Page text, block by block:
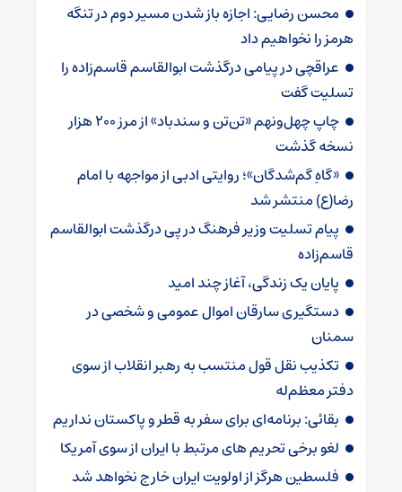
محسن رضایی: اجازه باز شدن مسیر دوم در تنگه
هرمز را نخواهیم داد
عراقچی در پیامی درگذشت ابوالقاسم قاسم‌زاده را
تسلیت گفت
چاپ چهل‌ونهم «تن‌تن و سندباد» از مرز ۲۰۰ هزار
نسخه گذشت
«گاهِ گم‌شدگان»؛ روایتی ادبی از مواجهه با امام
رضا(ع) منتشر شد
پیام تسلیت وزیر فرهنگ در پی درگذشت ابوالقاسم
قاسم‌زاده
پایان یک زندگی، آغاز چند امید
دستگیری سارقان اموال عمومی و شخصی در
سمنان
تکذیب نقل قول منتسب به رهبر انقلاب از سوی
دفتر معظم‌له
بقائی: برنامه‌ای برای سفر به قطر و پاکستان نداریم
لغو برخی تحریم های مرتبط با ایران از سوی آمریکا
فلسطین هرگز از اولویت ایران خارج نخواهد شد